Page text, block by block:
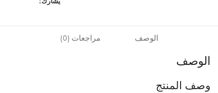
الوصف مراجعات (0)
الوصف
وصف المنتج